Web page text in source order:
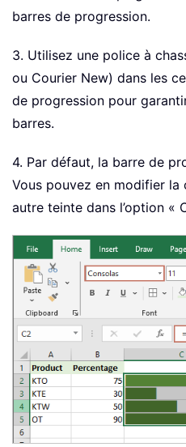
barres de progression.
3. Utilisez une police à
ou Courier New) dans les
de progression pour
barres.
4. Par défaut, la barre de
Vous pouvez en modifier la
autre teinte dans l’option «